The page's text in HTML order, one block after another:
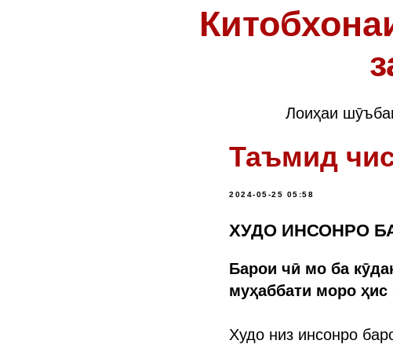
Лоиҳаи
Таъмид
2024-05-25 05:58
ХУДО ИНСОНРО
Барои чӣ мо ба
муҳаббати моро
Худо низ инсонро